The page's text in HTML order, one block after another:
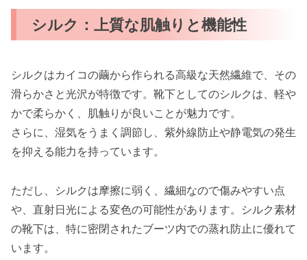
シルク：上質な肌触りと機能性
シルクはカイコの繭から作られる高級な天然繊維で、その
滑らかさと光沢が特徴です。靴下としてのシルクは、軽や
かで柔らかく、肌触りが良いことが魅力です。
さらに、湿気をうまく調節し、紫外線防止や静電気の発生
を抑える能力を持っています。
ただし、シルクは摩擦に弱く、繊細なので傷みやすい点
や、直射日光による変色の可能性があります。シルク素材
の靴下は、特に密閉されたブーツ内での蒸れ防止に優れて
います。